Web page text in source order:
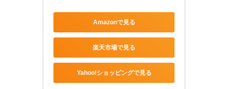
Amazonで見る
楽天市場で見る
Yahoo!ショッピングで見る